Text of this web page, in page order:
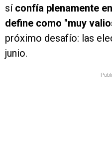
sí confía plenamente
define como "muy
próximo desafío: las
junio.